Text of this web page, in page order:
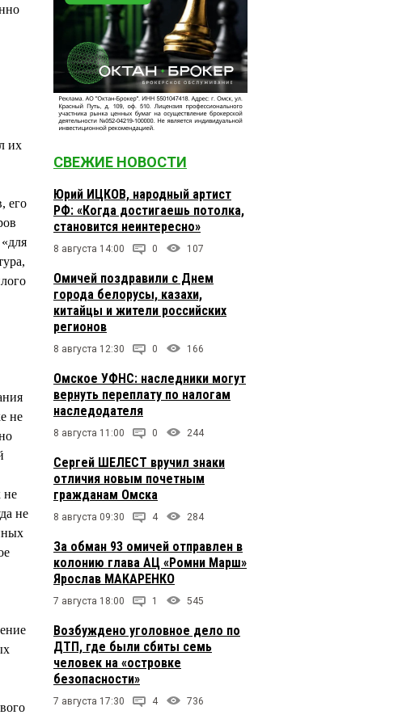
их
его
не
не
не
СВЕЖИЕ НОВОСТИ
Юрий ИЦКОВ, народный артист
РФ: «Когда достигаешь потолка,
становится неинтересно»
8 августа 14:00 0 107
Омичей поздравили с Днем
города белорусы, казахи,
китайцы и жители российских
регионов
8 августа 12:30 0 166
Омское УФНС: наследники могут
вернуть переплату по налогам
наследодателя
8 августа 11:00 0 244
Сергей ШЕЛЕСТ вручил знаки
отличия новым почетным
гражданам Омска
8 августа 09:30 4 284
За обман 93 омичей отправлен в
колонию глава АЦ «Ромни Марш»
Ярослав МАКАРЕНКО
7 августа 18:00 1 545
Возбуждено уголовное дело по
ДТП, где были сбиты семь
человек на «островке
безопасности»
7 августа 17:30 4 736